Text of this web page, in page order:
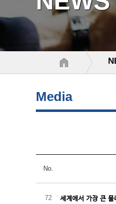
Media
No.
72 세계에서 가장 큰